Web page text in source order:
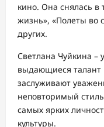
кино. Она снялась в
жизнь», «Полеты во
других.
Светлана Чуйкина –
выдающиеся талант
заслуживают
неповторимый
самых ярких
культуры.